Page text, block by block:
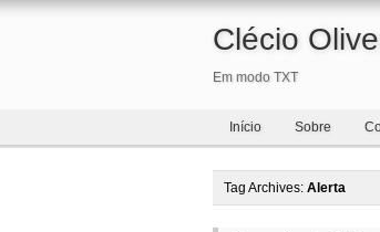
Clécio
Em modo TXT
Início Sobre
Tag Archives: Alerta